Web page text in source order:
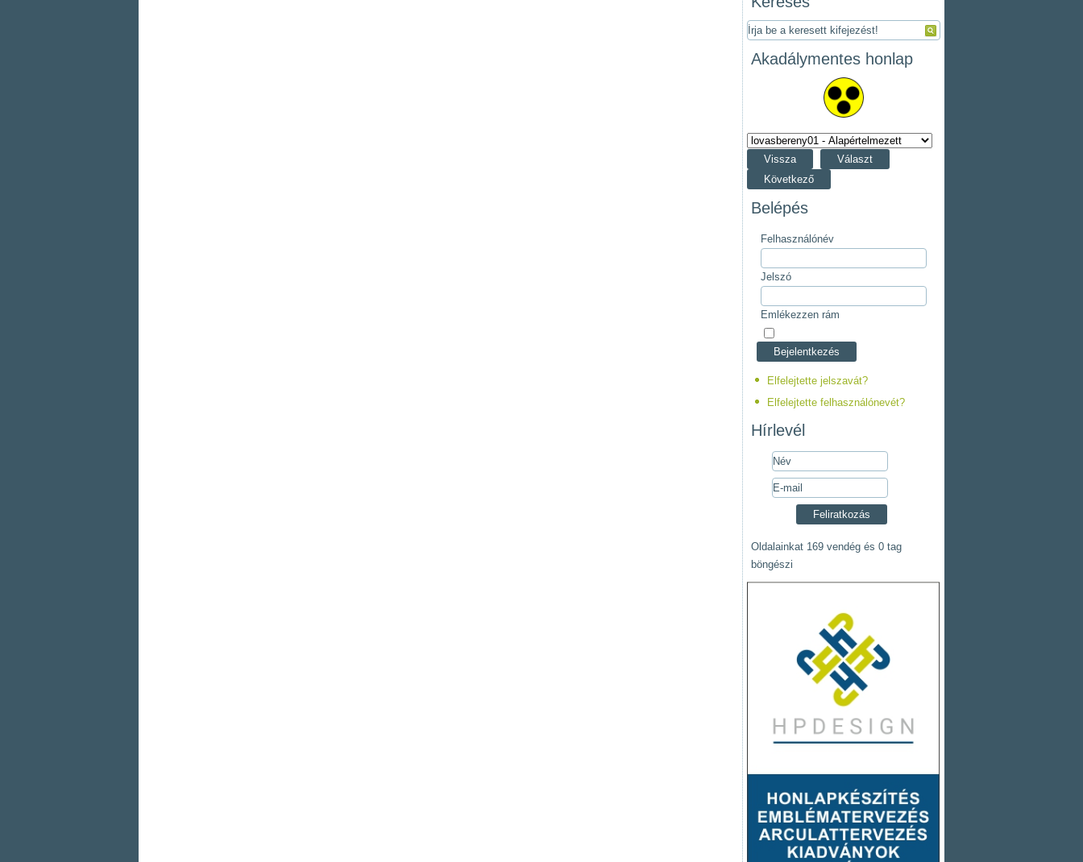
Akadálymentes honlap
Vissza
Választ
Következő
Belépés
Felhasználónév
Jelszó
Emlékezzen rám
Elfelejtette jelszavát?
Elfelejtette felhasználónevét?
Hírlevél
Oldalainkat 169 vendég és 0 tag
böngészi